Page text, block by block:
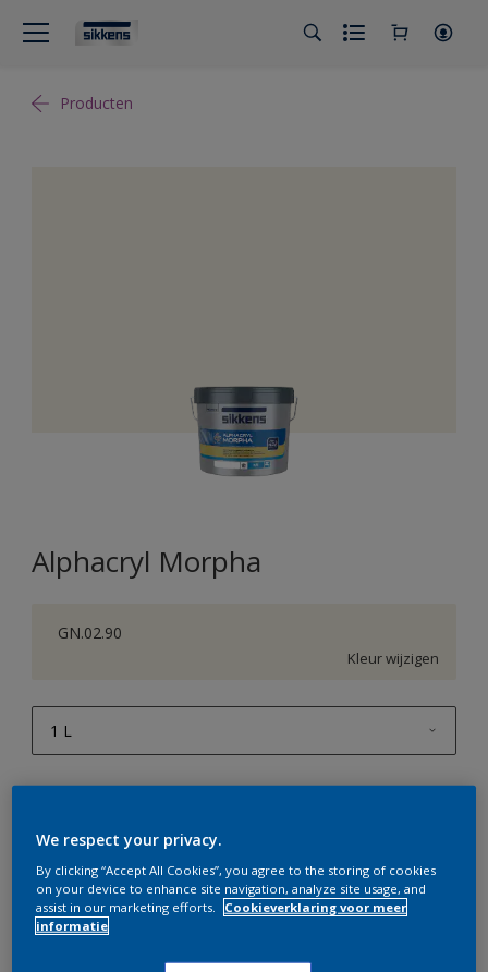
Producten
Alphacryl Morpha
GN.02.90
Kleur wijzigen
1 L
5 L
10 L
Aantal Verfcalculator
Op dit moment is het niet mogelijk dit product online
te bestellen. Bezoek je dichtstbijzijnde winkel of klik op
de knop hieronder.
We respect your privacy.
By clicking “Accept All Cookies”, you agree to the storing of cookies
on your device to enhance site navigation, analyze site usage, and
assist in our marketing efforts.
Cookieverklaring voor meer
informatie